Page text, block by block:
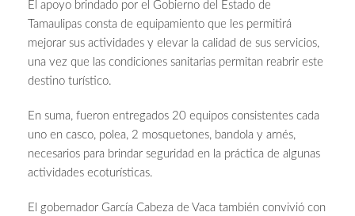
El apoyo brindado por el Gobierno del Estado de
Tamaulipas consta de equipamiento que les permitirá
mejorar sus actividades y elevar la calidad de sus servicios,
una vez que las condiciones sanitarias permitan reabrir este
destino turístico.
En suma, fueron entregados 20 equipos consistentes cada
uno en casco, polea, 2 mosquetones, bandola y arnés,
necesarios para brindar seguridad en la práctica de algunas
actividades ecoturísticas.
El gobernador García Cabeza de Vaca también convivió con